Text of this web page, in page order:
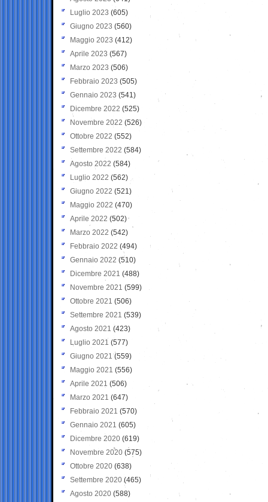
Luglio 2023 (605)
Giugno 2023 (560)
Maggio 2023 (412)
Aprile 2023 (567)
Marzo 2023 (506)
Febbraio 2023 (505)
Gennaio 2023 (541)
Dicembre 2022 (525)
Novembre 2022 (526)
Ottobre 2022 (552)
Settembre 2022 (584)
Agosto 2022 (584)
Luglio 2022 (562)
Giugno 2022 (521)
Maggio 2022 (470)
Aprile 2022 (502)
Marzo 2022 (542)
Febbraio 2022 (494)
Gennaio 2022 (510)
Dicembre 2021 (488)
Novembre 2021 (599)
Ottobre 2021 (506)
Settembre 2021 (539)
Agosto 2021 (423)
Luglio 2021 (577)
Giugno 2021(559)
Maggio 2021 (556)
Aprile 2021 (506)
Marzo 2021 (647)
Febbraio 2021 (570)
Gennaio 2021 (605)
Dicembre 2020 (619)
Novembre 2020 (575)
Ottobre 2020 (638)
Settembre 2020(465)
Agosto 2020 (588)